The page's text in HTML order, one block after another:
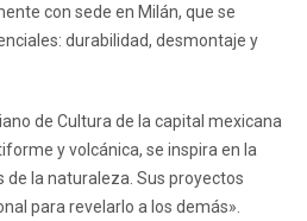
con sede en Milán, que se
durabilidad, desmontaje y
de Cultura de la capital mexicana
y volcánica, se inspira en la
de la naturaleza. Sus proyectos
para revelarlo a los demás».